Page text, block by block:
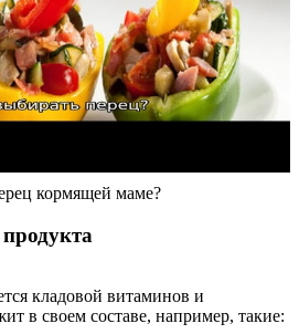
кормящей маме?
кладовой витаминов и
в своем составе, например, такие: